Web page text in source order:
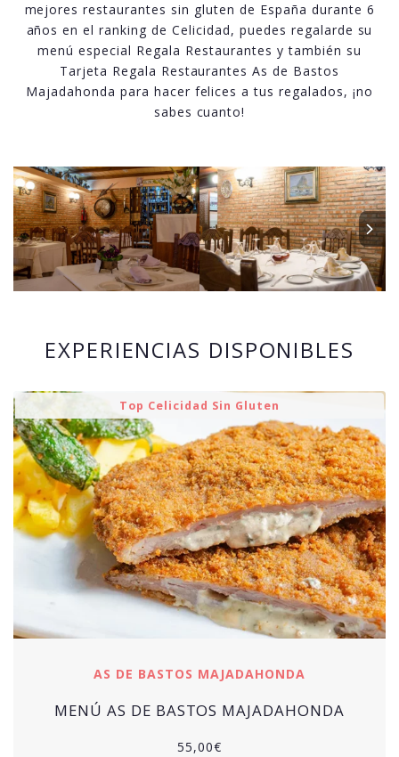
mejores restaurantes sin gluten de España durante 6
años en el ranking de Celicidad, puedes regalarde su
menú especial Regala Restaurantes y también su
Tarjeta Regala Restaurantes As de Bastos
Majadahonda para hacer felices a tus regalados, ¡no
sabes cuanto!
EXPERIENCIAS DISPONIBLES
Top Celicidad Sin Gluten
AS DE BASTOS MAJADAHONDA
MENÚ AS DE BASTOS MAJADAHONDA
55,00€